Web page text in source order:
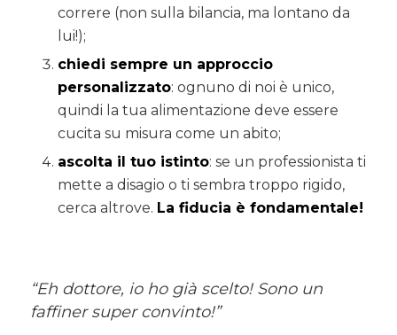
correre (non sulla bilancia, ma lontano da
lui!);
chiedi sempre un approccio
personalizzato: ognuno di noi è unico,
quindi la tua alimentazione deve essere
cucita su misura come un abito;
ascolta il tuo istinto: se un professionista ti
mette a disagio o ti sembra troppo rigido,
cerca altrove. La fiducia è fondamentale!
“Eh dottore, io ho già scelto! Sono un
faffiner super convinto!”